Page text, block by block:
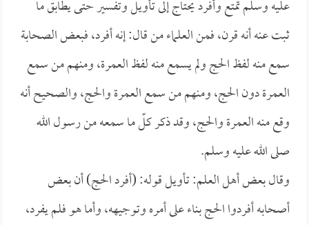
عليه وسلم تمتع وأفرد يحتاج إلى تأويل وتفسير حتى يطابق ما
ثبت عنه أنه قرن، فمن العلماء من قال: إنه أفرد، فبعض الصحابة
سمع منه لفظ الحج ولم يسمع منه لفظ العمرة، ومنهم من سمع
العمرة دون الحج، ومنهم من سمع العمرة والحج، والصحيح أنه
وقع منه العمرة والحج، وقد ذكر كلّ ما سمعه من رسول الله
صلى الله عليه وسلم.
وقال بعض أهل العلم: تأويل قوله: (أفرد الحج) أن بعض
أصحابه أفردوا الحج بناء على أمره وتوجيهه، وأما هو فلم يفرد،